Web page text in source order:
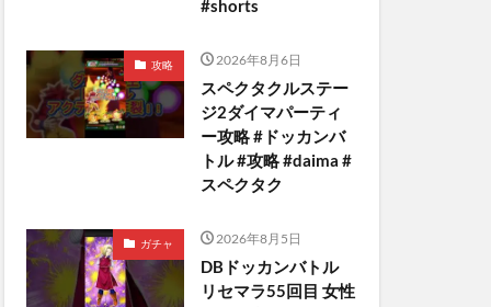
#shorts
攻略 2026年8月6日
スペクタクルステー
ジ2ダイマパーティ
ー攻略 #ドッカンバ
トル #攻略 #daima #
スペクタク
ガチャ 2026年8月5日
DBドッカンバトル
リセマラ55回目 女性